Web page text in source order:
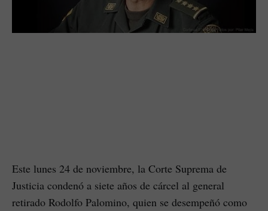
Este lunes 24 de noviembre, la Corte Suprema de
Justicia condenó a siete años de cárcel al general
retirado Rodolfo Palomino, quien se desempeñó como